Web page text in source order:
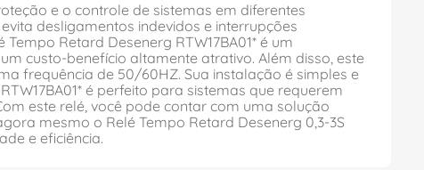
e o controle de sistemas em diferentes
desligamentos indevidos e interrupções
Retard Desenerg RTW17BA01* é um
custo-benefício altamente atrativo. Além disso, este
frequência de 50/60HZ. Sua instalação é simples e
é perfeito para sistemas que requerem
este relé, você pode contar com uma solução
mesmo o Relé Tempo Retard Desenerg 0,3-3S
e eficiência.